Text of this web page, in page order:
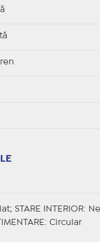
STARE INTERIOR:
: Circular